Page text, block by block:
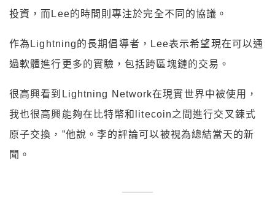
投資，而Lee的時間則專注於完全不同的協議。
作為Lightning的長期倡導者，Lee表示希望現在可以通
過軟體進行更多的實驗，包括跨區塊鏈的交易。
很高興看到Lightning Network在現實世界中被使用，
我也很高興能夠在比特幣和litecoin之間進行交叉鍊式
原子交換，”他說。李的評論可以被視為總結當天的新
聞。